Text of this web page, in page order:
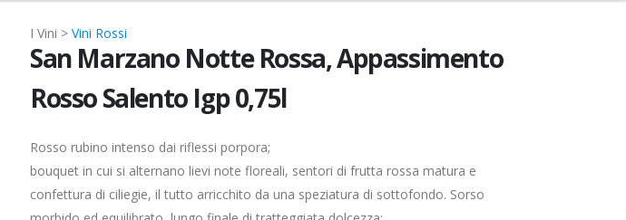
I Vini > Vini Rossi
San Marzano Notte Rossa, Appassimento
Rosso Salento Igp 0,75l
Rosso rubino intenso dai riflessi porpora;
bouquet in cui si alternano lievi note floreali, sentori di frutta rossa matura e
confettura di ciliegie, il tutto arricchito da una speziatura di sottofondo. Sorso